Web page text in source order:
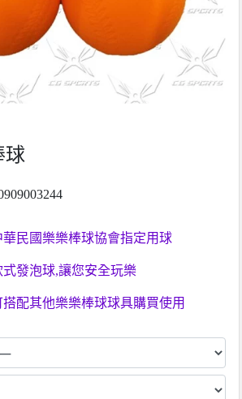
球
華民國樂樂棒球協會指定用球
式發泡球,讓您安全玩樂
搭配其他樂樂棒球球具購買使用